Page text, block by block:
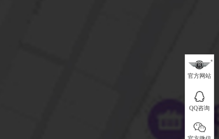
官方网站
官方网站
QQ咨询